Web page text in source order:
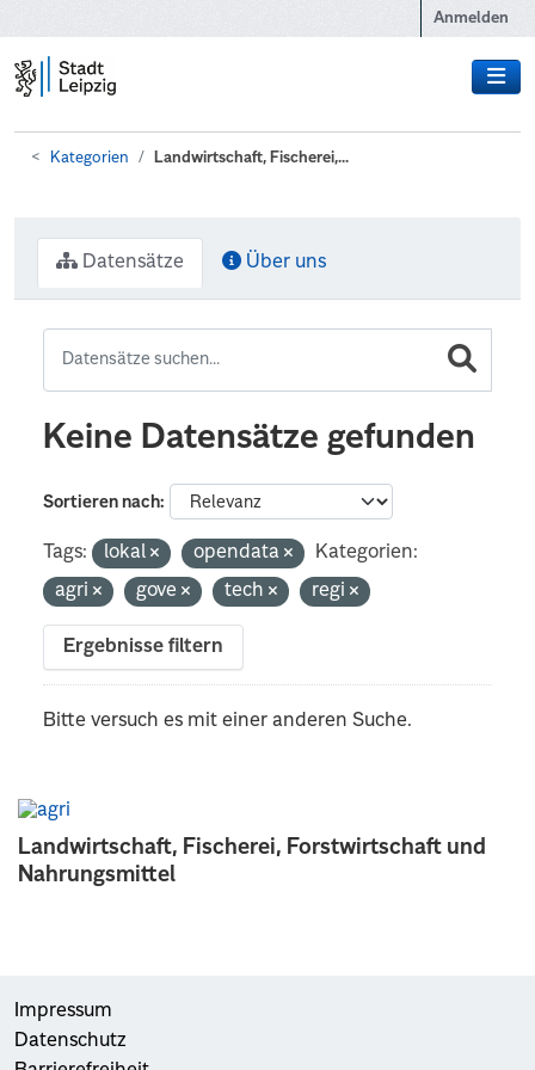
Anmelden
Kategorien Landwirtschaft, Fischerei,...
Landwirtschaft, Fischerei, Forstwirtschaft und
Nahrungsmittel
Datensätze Über uns
Keine Datensätze gefunden
Sortieren nach
Tags: lokal opendata
Kategorien:
agri
gove tech regi
Ergebnisse filtern
Bitte versuch es mit einer anderen Suche.
Impressum
Datenschutz